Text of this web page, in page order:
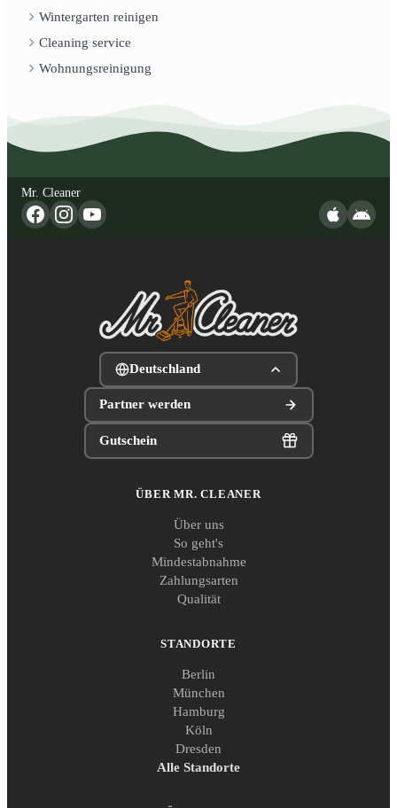
Wintergarten reinigen
Cleaning service
Wohnungsreinigung
Mr. Cleaner
Deutschland
Partner werden
Gutschein
ÜBER MR. CLEANER
Über uns
So geht's
Mindestabnahme
Zahlungsarten
Qualität
STANDORTE
Berlin
München
Hamburg
Köln
Dresden
Alle Standorte